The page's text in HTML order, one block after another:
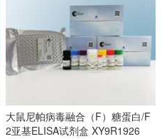
大鼠尼帕病毒融合（F）糖蛋白/F
2亚基ELISA试剂盒 XY9R1926